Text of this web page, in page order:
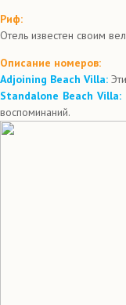
Риф:
Отель известен своим
Описание номеров:
Adjoining Beach Villa:
Standalone Beach Villa:
воспоминаний.